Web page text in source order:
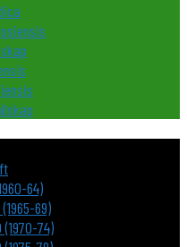
64)
69)
74)